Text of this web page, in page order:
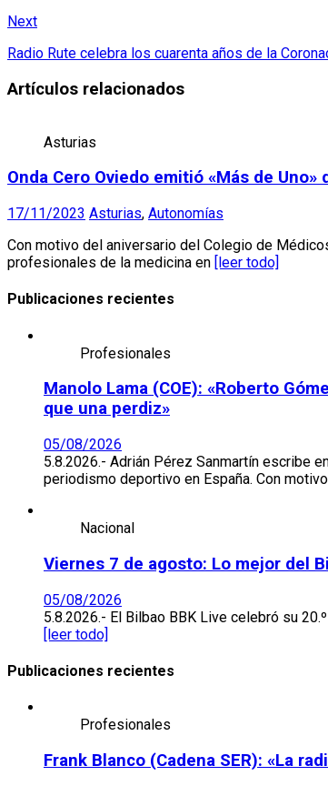
Next
Radio Rute celebra los cuarenta años de la
Artículos relacionados
Asturias
Onda Cero Oviedo emitió «Más de
17/11/2023 Asturias, Autonomías
Con motivo del aniversario del Colegio de
profesionales de la medicina en
[leer todo]
Publicaciones recientes
Profesionales
Manolo Lama (COE): «Roberto
que una perdiz»
05/08/2026
5.8.2026.- Adrián Pérez Sanmartín escribe
periodismo deportivo en España. Con
Nacional
Viernes 7 de agosto: Lo mejor del
05/08/2026
5.8.2026.- El Bilbao BBK Live celebró su
[leer todo]
Publicaciones recientes
Profesionales
Frank Blanco (Cadena SER): «La